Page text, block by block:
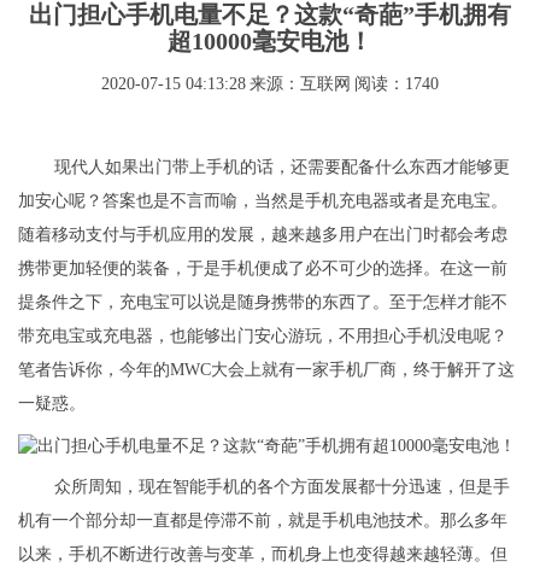
出门担心手机电量不足？这款“奇葩”手机拥有
超10000毫安电池！
2020-07-15 04:13:28 来源：互联网 阅读：1740
现代人如果出门带上手机的话，还需要配备什么东西才能够更
加安心呢？答案也是不言而喻，当然是手机充电器或者是充电宝。
随着移动支付与手机应用的发展，越来越多用户在出门时都会考虑
携带更加轻便的装备，于是手机便成了必不可少的选择。在这一前
提条件之下，充电宝可以说是随身携带的东西了。至于怎样才能不
带充电宝或充电器，也能够出门安心游玩，不用担心手机没电呢？
笔者告诉你，今年的MWC大会上就有一家手机厂商，终于解开了这
一疑惑。
众所周知，现在智能手机的各个方面发展都十分迅速，但是手
机有一个部分却一直都是停滞不前，就是手机电池技术。那么多年
以来，手机不断进行改善与变革，而机身上也变得越来越轻薄。但